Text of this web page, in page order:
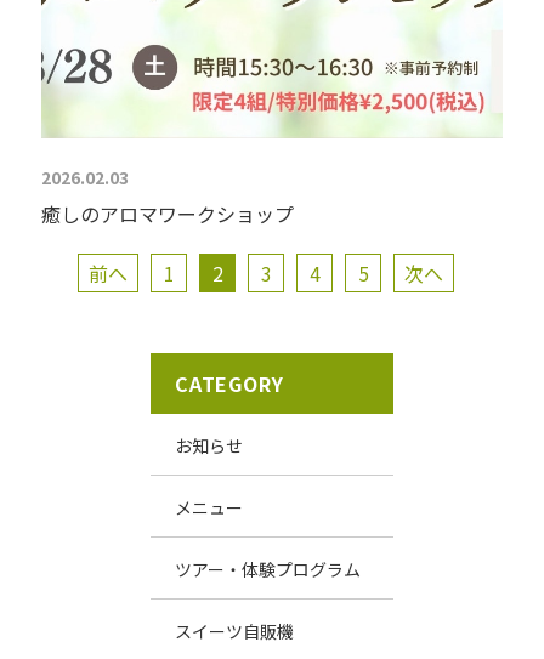
2026.02.03
癒しのアロマワークショップ
前へ 1 2 3 4 5 次へ
CATEGORY
お知らせ
メニュー
ツアー・体験プログラム
スイーツ自販機